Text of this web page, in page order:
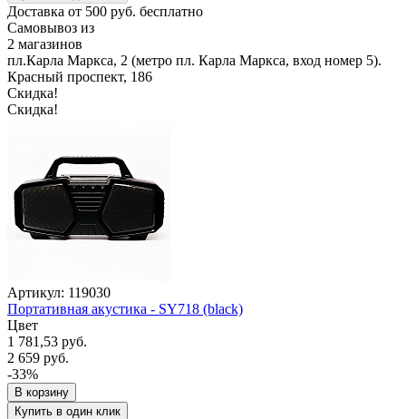
Доставка от 500 руб. бесплатно
Самовывоз из
2 магазинов
пл.Карла Маркса, 2 (метро пл. Карла Маркса, вход номер 5).
Красный проспект, 186
Скидка!
Скидка!
Артикул: 119030
Портативная акустика - SY718 (black)
Цвет
1 781,53 руб.
2 659 руб.
-33%
В корзину
Купить в один клик